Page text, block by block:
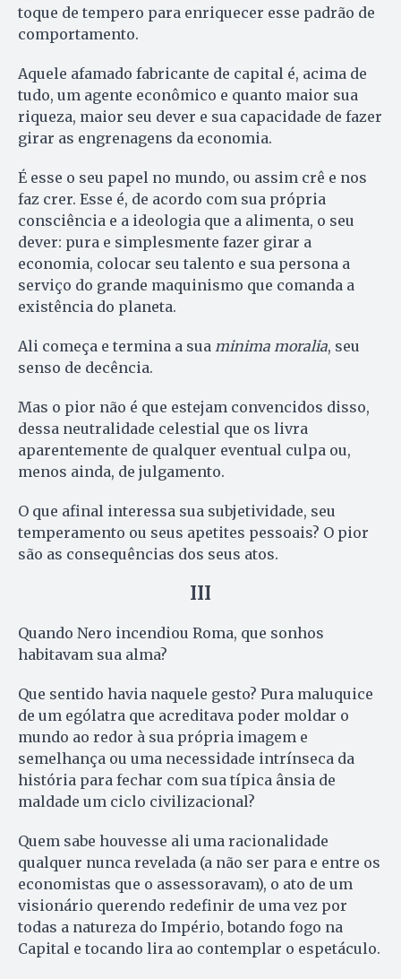
toque de tempero para enriquecer esse padrão de
comportamento.
Aquele afamado fabricante de capital é, acima de
tudo, um agente econômico e quanto maior sua
riqueza, maior seu dever e sua capacidade de fazer
girar as engrenagens da economia.
É esse o seu papel no mundo, ou assim crê e nos
faz crer. Esse é, de acordo com sua própria
consciência e a ideologia que a alimenta, o seu
dever: pura e simplesmente fazer girar a
economia, colocar seu talento e sua persona a
serviço do grande maquinismo que comanda a
existência do planeta.
Ali começa e termina a sua minima moralia, seu
senso de decência.
Mas o pior não é que estejam convencidos disso,
dessa neutralidade celestial que os livra
aparentemente de qualquer eventual culpa ou,
menos ainda, de julgamento.
O que afinal interessa sua subjetividade, seu
temperamento ou seus apetites pessoais? O pior
são as consequências dos seus atos.
III
Quando Nero incendiou Roma, que sonhos
habitavam sua alma?
Que sentido havia naquele gesto? Pura maluquice
de um ególatra que acreditava poder moldar o
mundo ao redor à sua própria imagem e
semelhança ou uma necessidade intrínseca da
história para fechar com sua típica ânsia de
maldade um ciclo civilizacional?
Quem sabe houvesse ali uma racionalidade
qualquer nunca revelada (a não ser para e entre os
economistas que o assessoravam), o ato de um
visionário querendo redefinir de uma vez por
todas a natureza do Império, botando fogo na
Capital e tocando lira ao contemplar o espetáculo.